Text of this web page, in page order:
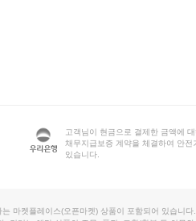
고객님이 현금으로 결제한 금액에
채무지급보증 계약을 체결하여 안전
있습니다.
마켓플레이스(오픈마켓) 상품이 포함되어 있습니다.